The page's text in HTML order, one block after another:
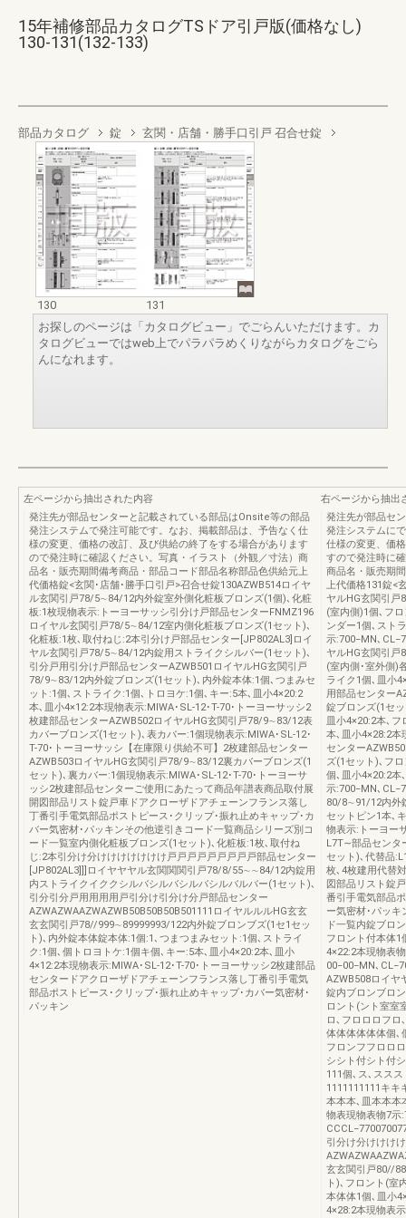
15年補修部品カタログTSドア引戸版(価格なし)
130-131(132-133)
部品カタログ 錠 玄関・店舗・勝手口引戸 召合せ錠
130
131
お探しのページは「カタログビュー」でごらんいただけます。カ
タログビューではweb上でパラパラめくりながらカタログをごら
んになれます。
左ページから抽出された内容
発注先が部品センターと記載されている部品はOnsite等の部品
発注システムで発注可能です。なお、掲載部品は、予告なく仕
様の変更、価格の改訂、及び供給の終了をする場合があります
ので発注時に確認ください。写真・イラスト（外観／寸法）商
品名・販売期間備考商品・部品コード部品名称部品色供給元上
代価格錠<玄関･店舗･勝手口引戸>召合せ錠130AZWB514ロイヤ
ル玄関引戸78/5∼84/12内外錠室外側化粧板ブロンズ(1個)､化粧
板:1枚現物表示:トーヨーサッシ引分け戸部品センターFNMZ196
ロイヤル玄関引戸78/5∼84/12室内側化粧板ブロンズ(1セット)､
化粧板:1枚､取付ねじ:2本引分け戸部品センター[JP802AL3]ロイ
ヤル玄関引戸78/5∼84/12内錠用ストライクシルバー(1セット)､
引分戸用引分け戸部品センターAZWB501ロイヤルHG玄関引戸
78/9∼83/12内外錠ブロンズ(1セット)､内外錠本体:1個､つまみセ
ット:1個､ストライク:1個､トロヨケ:1個､キー:5本､皿小4×20:2
本､皿小4×12:2本現物表示:MIWA･SL-12･T-70･トーヨーサッシ2
枚建部品センターAZWB502ロイヤルHG玄関引戸78/9∼83/12表
カバーブロンズ(1セット)､表カバー:1個現物表示:MIWA･SL-12･
T-70･トーヨーサッシ【在庫限り供給不可】2枚建部品センター
AZWB503ロイヤルHG玄関引戸78/9∼83/12裏カバーブロンズ(1
セット)､裏カバー:1個現物表示:MIWA･SL-12･T-70･トーヨーサ
ッシ2枚建部品センターご使用にあたって商品年譜表商品取付展
開図部品リスト錠戸車ドアクローザドアチェーンフランス落し
丁番引手電気部品ポストピース･クリップ･振れ止めキャップ･カ
バー気密材･パッキンその他逆引きコード一覧商品シリーズ別コ
ード一覧室内側化粧板ブロンズ(1セット)､化粧板:1枚､取付ね
じ:2本引分け分けけけけけけけ戸戸戸戸戸戸戸戸戸部品センター
[JP802AL3]]]ロイヤヤヤル玄関関関引戸78/8/55∼∼84/12内錠用
内ストライクイククシルバシルバシルバシルバルバー(1セット)､
引分引分戸用用用用戸引分け引分け分戸部品センター
AZWAZWAAZWAZWB50B50B50B501111ロイヤルルルHG玄玄
玄玄関引戸78//999∼89999993/122内外錠ブロンブズ(1セ1セッ
ト)､内外錠本体錠本体:1個:1､つまつまみセット:1個､ストライ
ク:1個､個トロヨトケ:1個キ個､キー:5本､皿小4×20:2本､皿小
4×12:2本現物表示:MIWA･SL-12･T-70･トーヨーサッシ2枚建部品
センタードアクローザドアチェーンフランス落し丁番引手電気
部品ポストピース･クリップ･振れ止めキャップ･カバー気密材･
パッキン
右ページから抽出
発注先が部品セ
発注システムに
仕様の変更、価
すので発注時に
商品名・販売期
上代価格131錠<
ヤルHG玄関引戸
(室内側)1個､フ
ンダー1個､スト
示:700−MN､
ヤルHG玄関引戸
(室内側･室外側)
ライク1個､皿小
用部品センター
錠ブロンズ(1セ
皿小4×20:2本､フ
本､皿小4×28:2本
センター
ズ(1セット)､フ
個､皿小4×20:2本
示:700−MN､
80/8∼91/12内外
セットピン1本､
物表示:トーヨー
L7T∼部品センタ
セット)､代替品
枚､4枚建用代替
図部品リスト錠
番引手電気部品
ー気密材･パッキ
ド一覧内錠ブロ
フロント付本体1
4×22:2本現物表
00−00−MN､
AZWB508ロイ
錠内ブロンブロ
ロント(ント室室
ロ､フロロロフ
体体体体体体個､
フロンフフロロ
シシト付シト付
111個､ス､スス
1111111111キキ
本本本､皿本本本
物表現物表物7示
引分け分けけけ
玄玄関引戸80//
ト)､フロント(室
本体体1個､皿小
4×28:2本現物表